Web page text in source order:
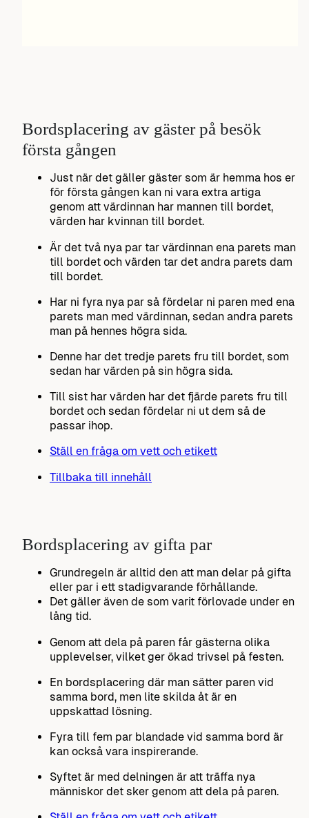
Bordsplacering av gäster på besök
första gången
Just när det gäller gäster som är hemma hos er
för första gången kan ni vara extra artiga
genom att värdinnan har mannen till bordet,
värden har kvinnan till bordet.
Är det två nya par tar värdinnan ena parets man
till bordet och värden tar det andra parets dam
till bordet.
Har ni fyra nya par så fördelar ni paren med ena
parets man med värdinnan, sedan andra parets
man på hennes högra sida.
Denne har det tredje parets fru till bordet, som
sedan har värden på sin högra sida.
Till sist har värden har det fjärde parets fru till
bordet och sedan fördelar ni ut dem så de
passar ihop.
Ställ en fråga om vett och etikett
Tillbaka till innehåll
Bordsplacering av gifta par
Grundregeln är alltid den att man delar på gifta
eller par i ett stadigvarande förhållande.
Det gäller även de som varit förlovade under en
lång tid.
Genom att dela på paren får gästerna olika
upplevelser, vilket ger ökad trivsel på festen.
En bordsplacering där man sätter paren vid
samma bord, men lite skilda åt är en
uppskattad lösning.
Fyra till fem par blandade vid samma bord är
kan också vara inspirerande.
Syftet är med delningen är att träffa nya
människor det sker genom att dela på paren.